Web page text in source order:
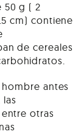
50 g ( 2
cm) contiene
de cereales
antes
las
otras